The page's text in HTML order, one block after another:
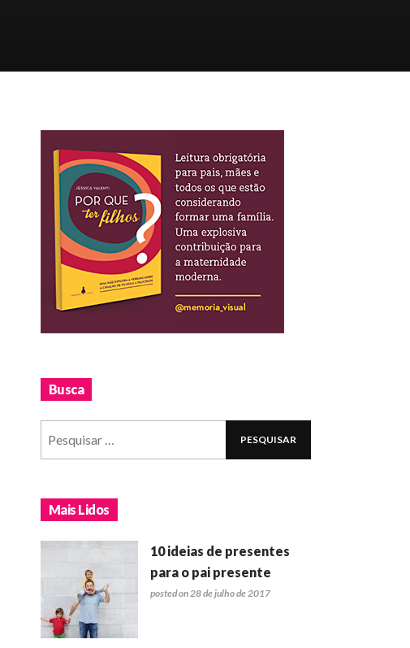
Busca
Mais Lidos
10 ideias de presentes
para o pai presente
posted on 28 de julho de 2017